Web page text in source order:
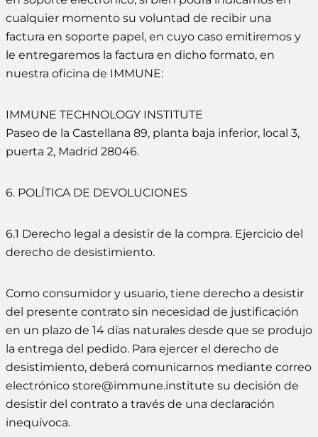
cualquier momento su voluntad de recibir una
factura en soporte papel, en cuyo caso emitiremos y
le entregaremos la factura en dicho formato, en
nuestra oficina de IMMUNE:
IMMUNE TECHNOLOGY INSTITUTE
Paseo de la Castellana 89, planta baja inferior, local 3,
puerta 2, Madrid 28046.
6. POLÍTICA DE DEVOLUCIONES
6.1 Derecho legal a desistir de la compra. Ejercicio del
derecho de desistimiento.
Como consumidor y usuario, tiene derecho a desistir
del presente contrato sin necesidad de justificación
en un plazo de 14 días naturales desde que se produjo
la entrega del pedido. Para ejercer el derecho de
desistimiento, deberá comunicarnos mediante correo
electrónico store@immune.institute su decisión de
desistir del contrato a través de una declaración
inequívoca.